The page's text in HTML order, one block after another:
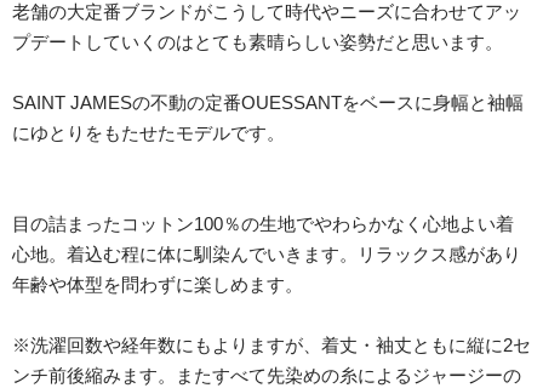
老舗の大定番ブランドがこうして時代やニーズに合わせてアッ
プデートしていくのはとても素晴らしい姿勢だと思います。
SAINT JAMESの不動の定番OUESSANTをベースに身幅と袖幅
にゆとりをもたせたモデルです。
目の詰まったコットン100％の生地でやわらかなく心地よい着
心地。着込む程に体に馴染んでいきます。リラックス感があり
年齢や体型を問わずに楽しめます。
※洗濯回数や経年数にもよりますが、着丈・袖丈ともに縦に2セ
ンチ前後縮みます。またすべて先染めの糸によるジャージーの